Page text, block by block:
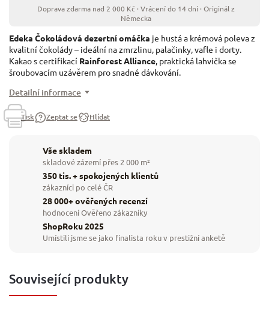
Edeka Čokoládová dezertní omáčka je hustá a krémová poleva z
kvalitní čokolády – ideální na zmrzlinu, palačinky, vafle i dorty.
Kakao s certifikací Rainforest Alliance, praktická lahvička se
šroubovacím uzávěrem pro snadné dávkování.
Detailní informace
Tisk Zeptat se Hlídat
Vše skladem
skladové zázemí přes 2 000 m²
350 tis. + spokojených klientů
zákazníci po celé ČR
28 000+ ověřených recenzí
hodnocení Ověřeno zákazníky
ShopRoku 2025
Umístili jsme se jako finalista roku v prestižní anketě
Související produkty